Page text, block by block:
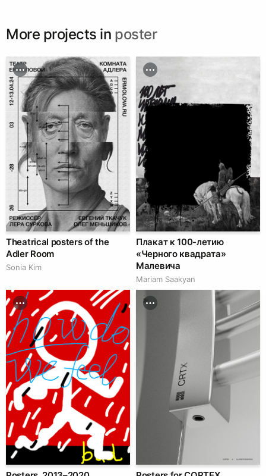
More projects in poster
Theatrical posters of the
Adler Room
Sonia Kim
Плакат к 100-летию
«Черного квадрата»
Малевича
Mariam Saakyan